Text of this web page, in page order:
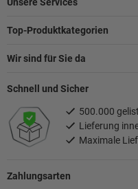
Top-Produktkategorien
Wir sind für Sie da
Zahlungsarten
Schnell und Sicher
500.000
Lieferung
Maximale